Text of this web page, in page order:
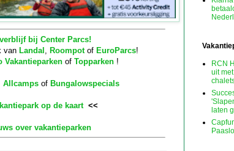
bij Center Parcs!
van Landal Roompotof EuroParcs!
Vakantieparken of Topparken !
Allcampsof Bungalowspecials
op de kaart <<
over vakantieparken
RCN
uit
laten